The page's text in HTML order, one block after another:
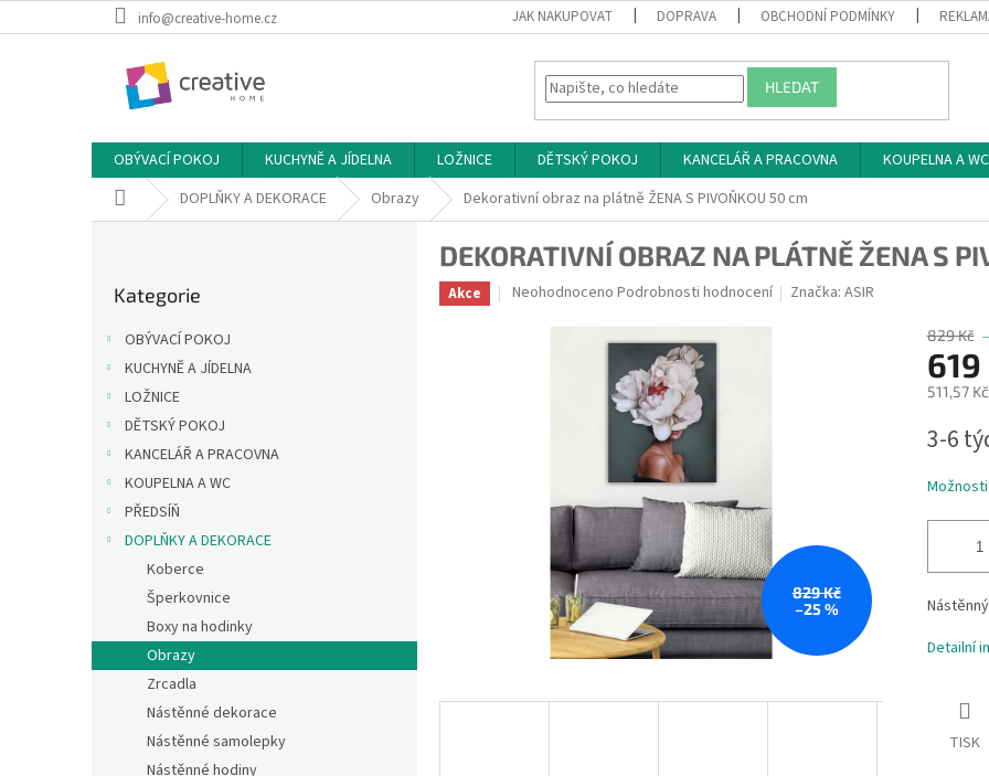
na
info@creative-home.cz JAK NAKUPOVAT DOPRAVA OBCHODNÍ PODMÍNKY
HLEDAT
OBÝVACÍ POKOJ KUCHYNĚ A JÍDELNA LOŽNICE DĚTSKÝ POKOJ KANCELÁŘ A PRACOVNA
KOUPELNA A WC
Domů DOPLŇKY A DEKORACE Obrazy Dekorativní obraz na plátně ŽENA S PIVOŇKOU 50 cm
kategorie
Kategorie
OBÝVACÍ POKOJ
KUCHYNĚ A JÍDELNA
LOŽNICE
DĚTSKÝ POKOJ
KANCELÁŘ A PRACOVNA
KOUPELNA A WC
PŘEDSÍŇ
DOPLŇKY A DEKORACE
Koberce
Šperkovnice
Boxy na hodinky
Obrazy
Zrcadla
Nástěnné dekorace
Nástěnné samolepky
Nástěnné hodiny
DEKORATIVNÍ OBRAZ NA PLÁTNĚ ŽENA S
Akce
Průměrné
produktu
Neohodnoceno Podrobnosti hodnocení Značka:ASIR
829 Kč
–25 %
829 Kč
619
511,57
cena:
3-6
Detailní
TISK